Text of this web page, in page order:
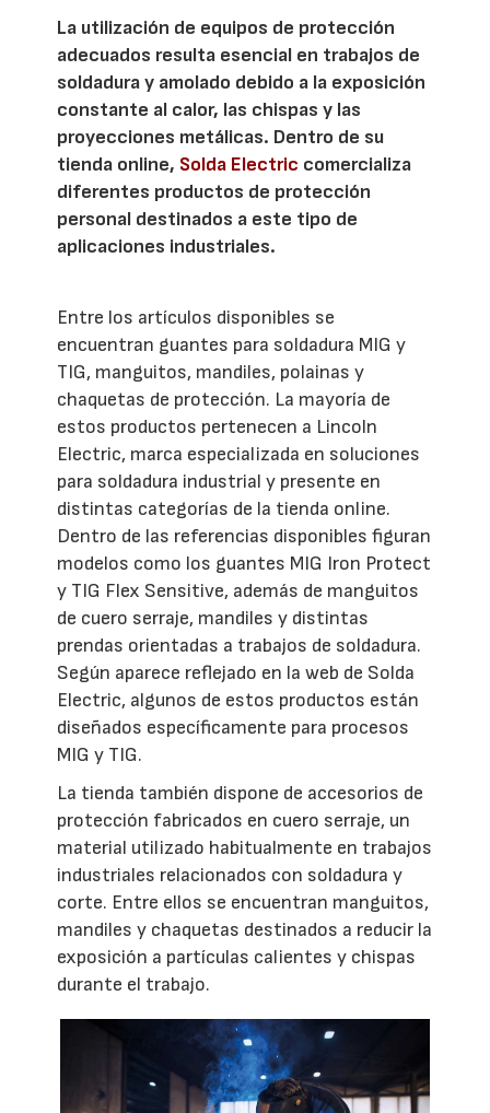
La utilización de equipos de protección
adecuados resulta esencial en trabajos de
soldadura y amolado debido a la exposición
constante al calor, las chispas y las
proyecciones metálicas. Dentro de su
tienda online, Solda Electric comercializa
diferentes productos de protección
personal destinados a este tipo de
aplicaciones industriales.
Entre los artículos disponibles se
encuentran guantes para soldadura MIG y
TIG, manguitos, mandiles, polainas y
chaquetas de protección. La mayoría de
estos productos pertenecen a Lincoln
Electric, marca especializada en soluciones
para soldadura industrial y presente en
distintas categorías de la tienda online.
Dentro de las referencias disponibles figuran
modelos como los guantes MIG Iron Protect
y TIG Flex Sensitive, además de manguitos
de cuero serraje, mandiles y distintas
prendas orientadas a trabajos de soldadura.
Según aparece reflejado en la web de Solda
Electric, algunos de estos productos están
diseñados específicamente para procesos
MIG y TIG.
La tienda también dispone de accesorios de
protección fabricados en cuero serraje, un
material utilizado habitualmente en trabajos
industriales relacionados con soldadura y
corte. Entre ellos se encuentran manguitos,
mandiles y chaquetas destinados a reducir la
exposición a partículas calientes y chispas
durante el trabajo.